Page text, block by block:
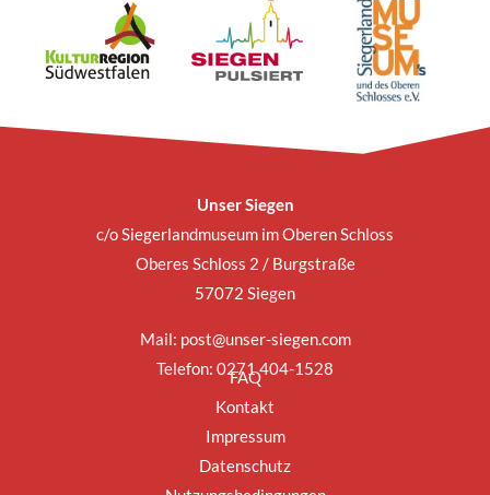
Unser Siegen
c/o Siegerlandmuseum im Oberen Schloss
Oberes Schloss 2 / Burgstraße
57072 Siegen
Mail: post@unser-siegen.com
Telefon: 0271 404-1528
FAQ
Kontakt
Impressum
Datenschutz